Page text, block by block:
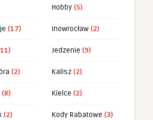
Hobby (5)
(17) Inowrocław (2)
Jedzenie (9)
(2) Kalisz (2)
(8) Kielce (2)
(2) Kody Rabatowe (3)